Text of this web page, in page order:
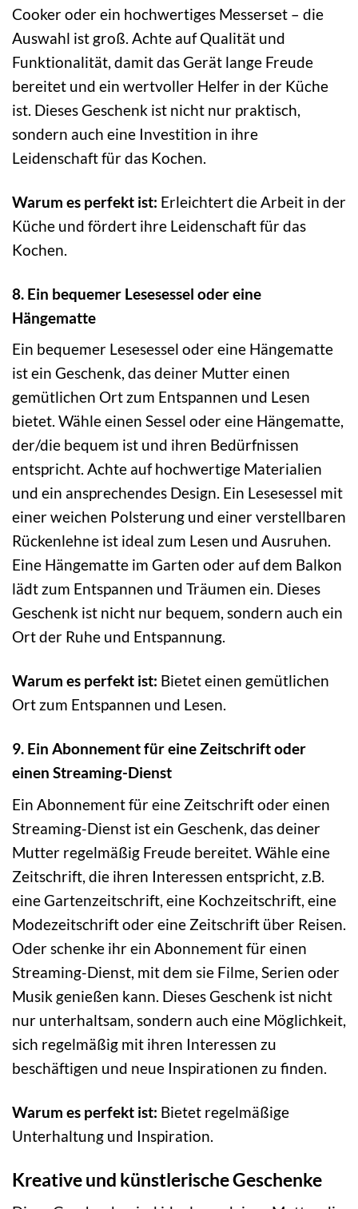
Cooker oder ein hochwertiges Messerset – die
Auswahl ist groß. Achte auf Qualität und
Funktionalität, damit das Gerät lange Freude
bereitet und ein wertvoller Helfer in der Küche
ist. Dieses Geschenk ist nicht nur praktisch,
sondern auch eine Investition in ihre
Leidenschaft für das Kochen.
Warum es perfekt ist: Erleichtert die Arbeit in der
Küche und fördert ihre Leidenschaft für das
Kochen.
8. Ein bequemer Lesesessel oder eine
Hängematte
Ein bequemer Lesesessel oder eine Hängematte
ist ein Geschenk, das deiner Mutter einen
gemütlichen Ort zum Entspannen und Lesen
bietet. Wähle einen Sessel oder eine Hängematte,
der/die bequem ist und ihren Bedürfnissen
entspricht. Achte auf hochwertige Materialien
und ein ansprechendes Design. Ein Lesesessel mit
einer weichen Polsterung und einer verstellbaren
Rückenlehne ist ideal zum Lesen und Ausruhen.
Eine Hängematte im Garten oder auf dem Balkon
lädt zum Entspannen und Träumen ein. Dieses
Geschenk ist nicht nur bequem, sondern auch ein
Ort der Ruhe und Entspannung.
Warum es perfekt ist: Bietet einen gemütlichen
Ort zum Entspannen und Lesen.
9. Ein Abonnement für eine Zeitschrift oder
einen Streaming-Dienst
Ein Abonnement für eine Zeitschrift oder einen
Streaming-Dienst ist ein Geschenk, das deiner
Mutter regelmäßig Freude bereitet. Wähle eine
Zeitschrift, die ihren Interessen entspricht, z.B.
eine Gartenzeitschrift, eine Kochzeitschrift, eine
Modezeitschrift oder eine Zeitschrift über Reisen.
Oder schenke ihr ein Abonnement für einen
Streaming-Dienst, mit dem sie Filme, Serien oder
Musik genießen kann. Dieses Geschenk ist nicht
nur unterhaltsam, sondern auch eine Möglichkeit,
sich regelmäßig mit ihren Interessen zu
beschäftigen und neue Inspirationen zu finden.
Warum es perfekt ist: Bietet regelmäßige
Unterhaltung und Inspiration.
Kreative und künstlerische Geschenke